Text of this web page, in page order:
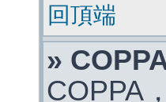
回頂端
»
COPPA